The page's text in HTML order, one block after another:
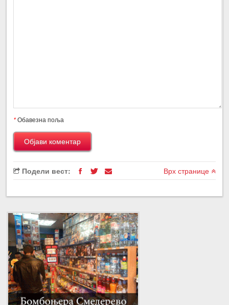
*Обавезна поља
Подели вест: Врх странице